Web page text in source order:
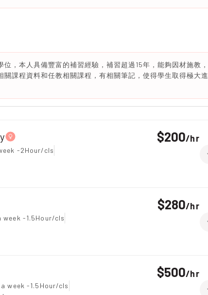
，本人具備豐富的補習經驗，補習超過15年，能夠因材施教，
課程資料和任教相關課程，有相關筆記，使得學生取得極大進
-2Hour/cls
$200/hr
week -1.5Hour/cls
$280/hr
a week -1.5Hour/cls
$500/hr